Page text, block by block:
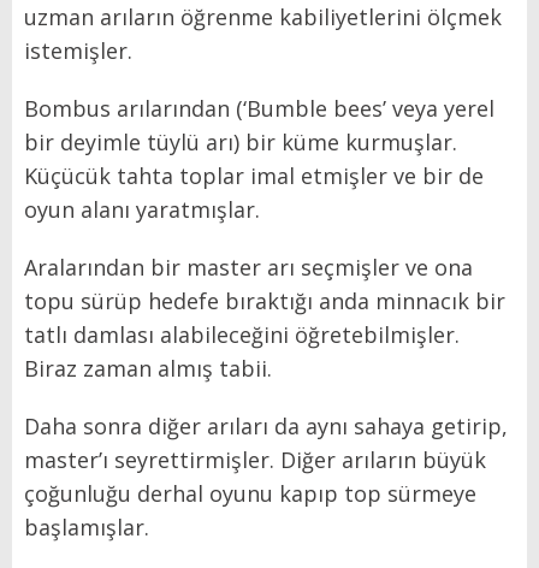
uzman arıların öğrenme kabiliyetlerini ölçmek
istemişler.
Bombus arılarından (‘Bumble bees’ veya yerel
bir deyimle tüylü arı) bir küme kurmuşlar.
Küçücük tahta toplar imal etmişler ve bir de
oyun alanı yaratmışlar.
Aralarından bir master arı seçmişler ve ona
topu sürüp hedefe bıraktığı anda minnacık bir
tatlı damlası alabileceğini öğretebilmişler.
Biraz zaman almış tabii.
Daha sonra diğer arıları da aynı sahaya getirip,
master’ı seyrettirmişler. Diğer arıların büyük
çoğunluğu derhal oyunu kapıp top sürmeye
başlamışlar.